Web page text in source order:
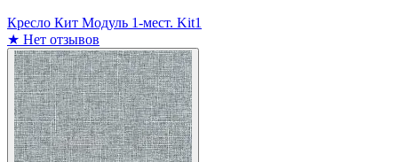
Кресло Кит Модуль 1-мест. Kit1
★ Нет отзывов